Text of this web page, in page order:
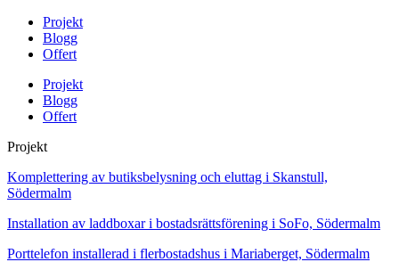
Projekt
Blogg
Offert
Projekt
Blogg
Offert
Projekt
Komplettering av butiksbelysning och eluttag i Skanstull,
Södermalm
Installation av laddboxar i bostadsrättsförening i SoFo, Södermalm
Porttelefon installerad i flerbostadshus i Mariaberget, Södermalm